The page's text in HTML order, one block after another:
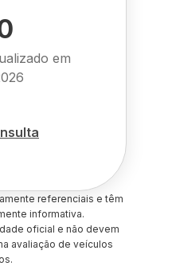
em
referenciais e têm
informativa.
oficial e não devem
avaliação de veículos